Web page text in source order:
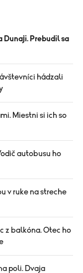
Dunaji. Prebudil sa
hádzali
Miestni si ich so
autobusu ho
v ruke na streche
z balkóna. Otec ho
poli. Dvaja